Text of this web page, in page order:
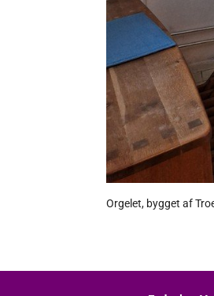
Orgelet, bygget af